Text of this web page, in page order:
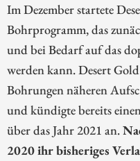
Im Dezember startete
Bohrprogramm, das
und bei Bedarf auf das
werden kann. Desert
Bohrungen näheren
und kündigte bereits
über das Jahr 2021 an.
2020 ihr bisheriges